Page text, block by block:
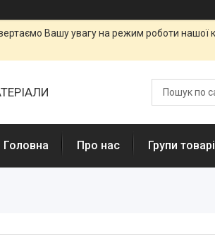
Вашу увагу на режим роботи
Головна Про нас Групи